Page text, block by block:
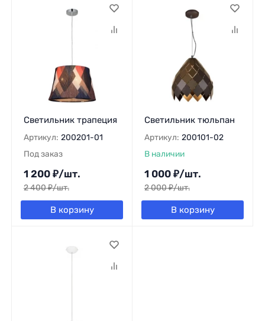
Светильник трапеция
Артикул: 200201-01
Под заказ
1 200 ₽/шт.
2 400₽/шт.
В корзину
Светильник тюльпан
Артикул: 200101-02
В наличии
1 000 ₽/шт.
2 000₽/шт.
В корзину